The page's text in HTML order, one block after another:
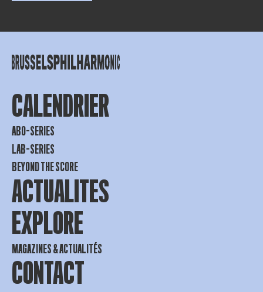
CALENDRIER
ABO-SERIES
LAB-SERIES
BEYOND THE SCORE
ACTUALITES
EXPLORE
MAGAZINES & ACTUALITÉS
CONTACT